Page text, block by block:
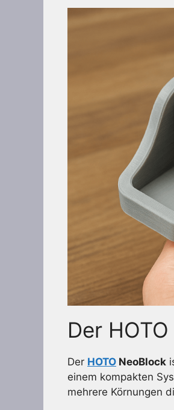
Der
Der HOTO NeoBlock
einem kompakten
mehrere Körnungen